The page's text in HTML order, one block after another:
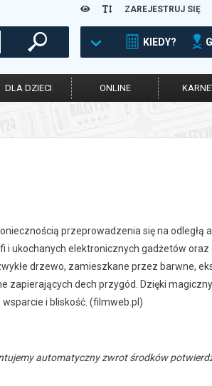
ZAREJESTRUJ SIĘ
KIEDY?
DLA DZIECI ONLINE
przeprowadzenia się na odległą
i ukochanych elektronicznych gadżetów
drzewo, zamieszkane przez barwne,
zapierających dech przygód. Dzięki
i bliskość. (filmweb.pl)
automatyczny zwrot środków